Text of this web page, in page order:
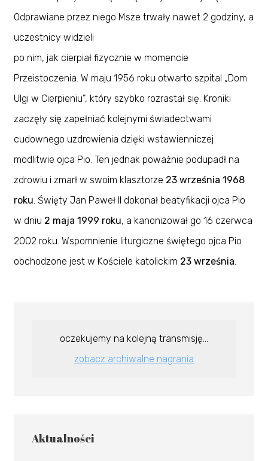
Odprawiane przez niego Msze trwały nawet 2 godziny, a
uczestnicy widzieli
po nim, jak cierpiał fizycznie w momencie
Przeistoczenia. W maju 1956 roku otwarto szpital „Dom
Ulgi w Cierpieniu”, który szybko rozrastał się. Kroniki
zaczęły się zapełniać kolejnymi świadectwami
cudownego uzdrowienia dzięki wstawienniczej
modlitwie ojca Pio. Ten jednak poważnie podupadł na
zdrowiu i zmarł w swoim klasztorze 23 września 1968
roku. Święty Jan Paweł II dokonał beatyfikacji ojca Pio
w dniu 2 maja 1999 roku, a kanonizował go 16 czerwca
2002 roku. Wspomnienie liturgiczne świętego ojca Pio
obchodzone jest w Kościele katolickim 23 września.
oczekujemy na kolejną transmisję...
zobacz archiwalne nagrania
Aktualności